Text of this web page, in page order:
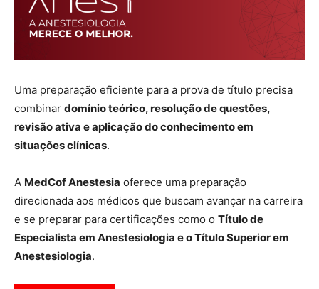
Uma preparação eficiente para a prova de título precisa
combinar domínio teórico, resolução de questões,
revisão ativa e aplicação do conhecimento em
situações clínicas.
A MedCof Anestesia oferece uma preparação
direcionada aos médicos que buscam avançar na carreira
e se preparar para certificações como o Título de
Especialista em Anestesiologia e o Título Superior em
Anestesiologia.